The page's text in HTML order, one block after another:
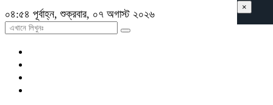
০৪:৫৪ পূর্বাহ্ন, শুক্রবার, ০৭ অগাস্ট ২০২৬
×